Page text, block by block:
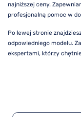
najniższej ceny.
profesjonalną pomoc w
Po lewej stronie
odpowiedniego modelu.
ekspertami, którzy